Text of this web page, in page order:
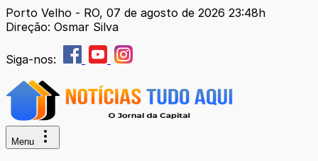
Porto Velho - RO, 07 de agosto de 2026 23:48h
Direção: Osmar Silva
Siga-nos:
Menu